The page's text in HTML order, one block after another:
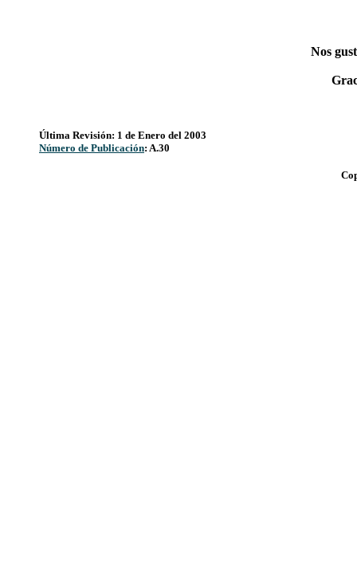
Nos
Última Revisión: 1 de Enero del 2003
Número de Publicación: A.30